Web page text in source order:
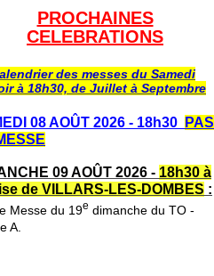
PROCHAINES
CELEBRATIONS
des messes du Samedi
à 18h30, de Juillet à Septembre
08 AOÛT 2026 - 18h30
PAS
09 AOÛT 2026 - 18h30 à
de VILLARS-LES-DOMBES :
Messe du 19e dimanche du TO -
A.